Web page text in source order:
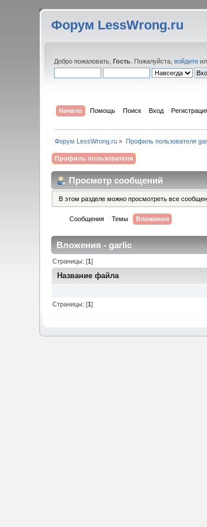
Форум LessWrong.ru
Добро пожаловать,Гость . Пожалуйста,войдите
Начало Помощь Поиск Вход
Форум LessWrong.ru » Профиль пользователя
Профиль пользователя
Просмотр сообщений
В этом разделе можно просмотреть все
Сообщения Темы Вложения
Вложения - garlic
Страницы: [1]
Название файла
Страницы: [1]